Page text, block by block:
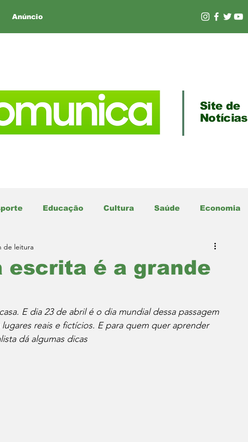
Anúncio
Site de
Notícias
Educação Cultura Saúde Economia
escrita é a grande
de leitura
E dia 23 de abril é o dia mundial dessa passagem
reais e fictícios. E para quem quer aprender
dá algumas dicas